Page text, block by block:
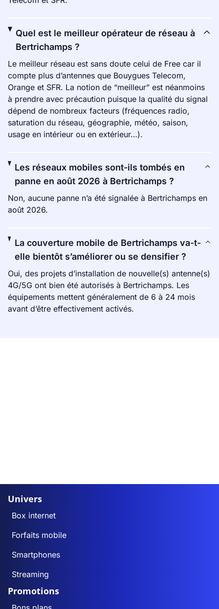
Quel est le meilleur opérateur de réseau à
Bertrichamps ?
Le meilleur réseau est sans doute celui de Free car il
compte plus d’antennes que Bouygues Telecom,
Orange et SFR. La notion de “meilleur” est néanmoins
à prendre avec précaution puisque la qualité du signal
dépend de nombreux facteurs (fréquences radio,
saturation du réseau, géographie, météo, saison,
usage en intérieur ou en extérieur…).
Les réseaux mobiles sont-ils tombés en
panne en août 2026 à Bertrichamps ?
Non, aucune panne n’a été signalée à Bertrichamps en
août 2026.
La couverture mobile de Bertrichamps va-t-
elle bientôt s’améliorer ou se densifier ?
Oui, des projets d’installation de nouvelle(s) antenne(s)
4G/5G ont bien été autorisés à Bertrichamps. Les
équipements mettent généralement de 6 à 24 mois
avant d’être effectivement activés.
Univers
Box internet
Forfaits mobile
Smartphones
Streaming
Promotions